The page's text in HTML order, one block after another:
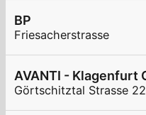
BP
Friesacherstrasse
Görtschitztal Strasse 22